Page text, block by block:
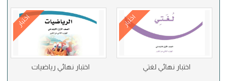
اختبار
اختبار نهائي لغتي
اختبار
اختبار نهائي رياضيات